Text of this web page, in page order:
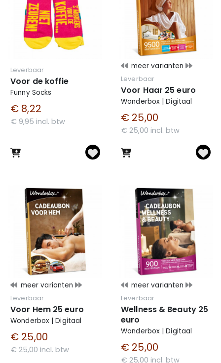
Leverbaar
Voor de koffie
Funny Socks
€ 8,22
€ 9,95 incl. btw
meer varianten
Leverbaar
Voor Haar 25 euro
Wonderbox | Digitaal
€ 25,00
€ 25,00 incl. btw
meer varianten
Leverbaar
Voor Hem 25 euro
Wonderbox | Digitaal
€ 25,00
€ 25,00 incl. btw
meer varianten
Leverbaar
Wellness & Beauty 25
euro
Wonderbox | Digitaal
€ 25,00
€ 25,00 incl. btw